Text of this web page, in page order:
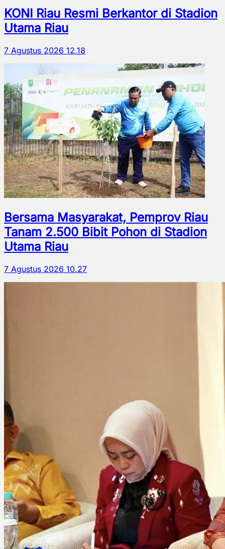
KONI Riau Resmi Berkantor di Stadion
Utama Riau
7 Agustus 2026 12.18
Bersama Masyarakat, Pemprov Riau
Tanam 2.500 Bibit Pohon di Stadion
Utama Riau
7 Agustus 2026 10.27